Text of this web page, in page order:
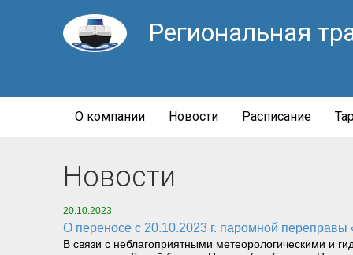
Региональная
О компании Новости Расписание
Новости
20.10.2023
О переносе с 20.10.2023 г. паромной
В связи с неблагоприятными метеорологическими и